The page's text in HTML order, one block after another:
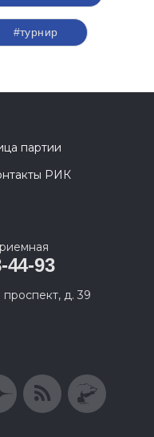
#турнир
партии
РИК
44-93
д. 39